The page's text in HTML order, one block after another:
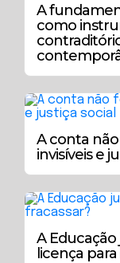
A
como
A conta
invisíveis e
A
licença